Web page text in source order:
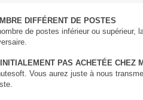
DIFFÉRENT DE POSTES
de postes inférieur ou supérieur,
PAS ACHETÉE CHEZ
Vous aurez juste à nous